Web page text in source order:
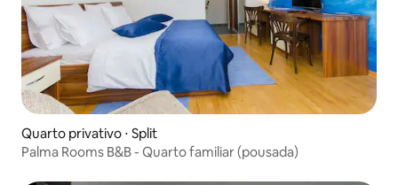
Quarto privativo ⋅ Split
Palma Rooms B&B - Quarto familiar (pousada)